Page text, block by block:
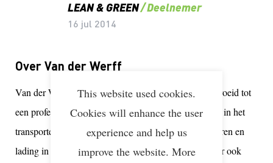
LEAN & GREEN Deelnemer
16 jul 2014
Over Van der Werff
Van der Werff Logistics is in 1916 ontstaan en uitgegroeid tot
een professionele logistieke dienstverlener die actief is in het
transporteren, warehousing en distribueren van goederen en
lading in voornamelijk de Benelux en Duitsland. Maar ook
This website used cookies.
Cookies will enhance the user
experience and help us
improve the website. More